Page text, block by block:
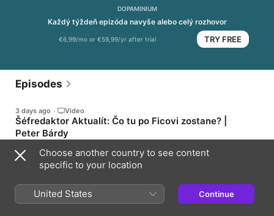
DOPAMINIUM
Každý týždeň epizóda navyše alebo celý rozhovor
€6,99/mo or €59,99/yr after trial TRY FREE
Episodes
3 days ago · Video
Šéfredaktor Aktualít: Čo tu po Ficovi zostane? |
Peter Bárdy
„sovietskou republikou s eurom“. 🏚️ Fico vládne bezmála
polovicu času socializmu. Čo po jeho vládach zostalo ? 📚 Päť
osobnosti zmenili Slovensko aj slovenskú politiku? 🕯️ Deň
vraždy Jána Kuciaka a Martiny Kušnírovej bol pre Bárdyho
najťažším momentom vo vzťahu k Ficovi. 🗳️ Korčok ako
Choose another country to see content
specific to your location
United States Continue